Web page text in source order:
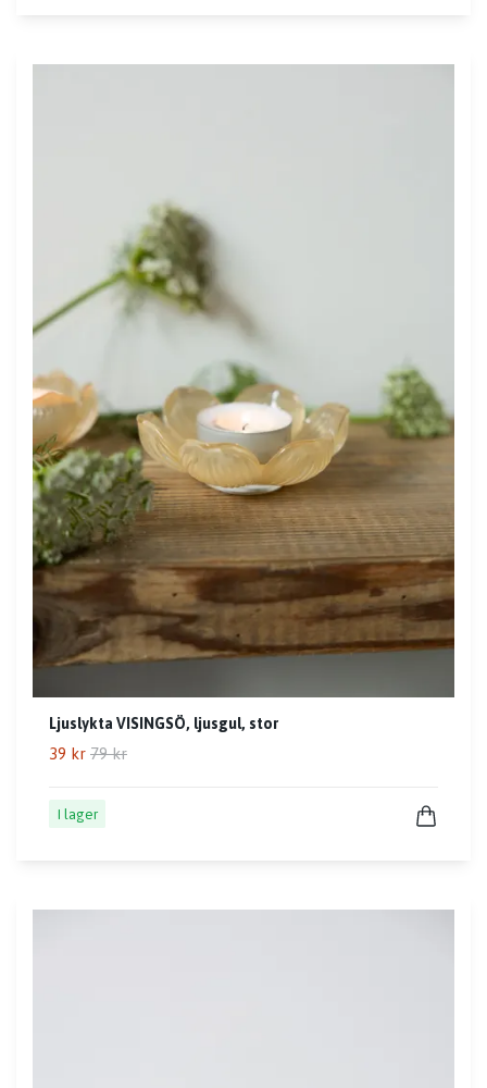
Ljuslykta VISINGSÖ, ljusgul, stor
39 kr 79 kr
I lager